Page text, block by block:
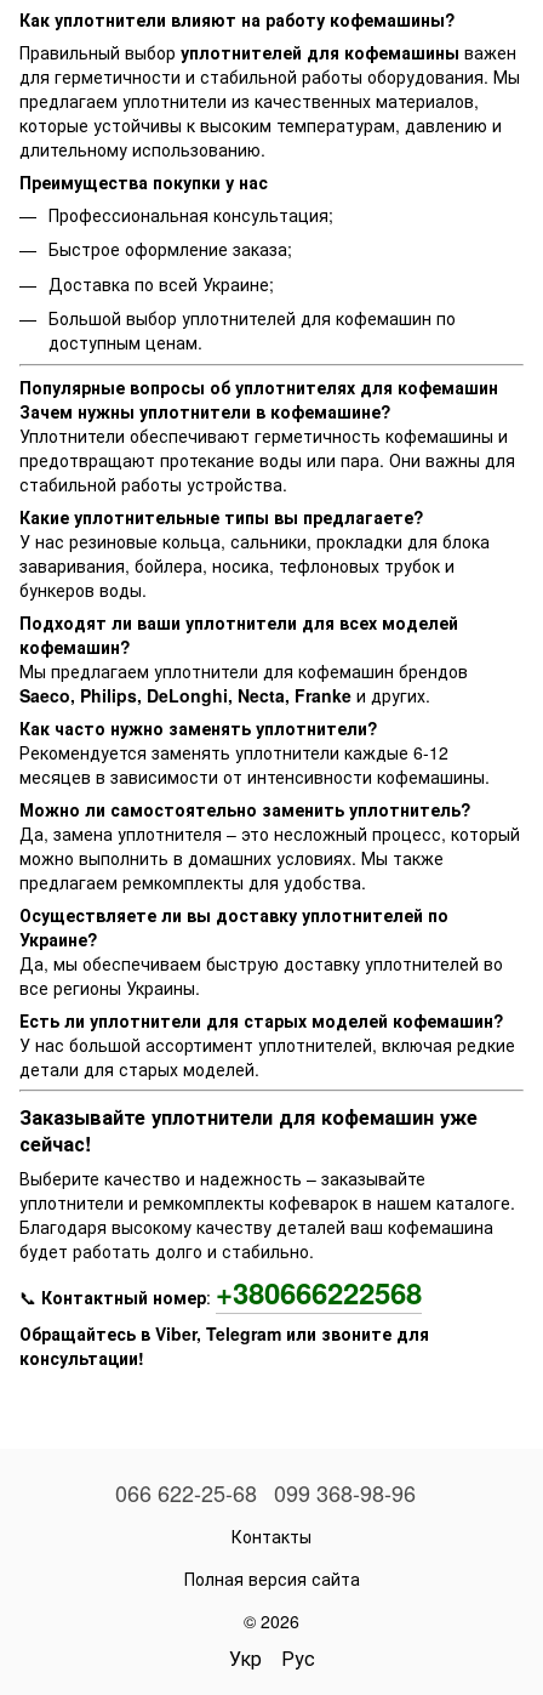
Как уплотнители влияют на работу кофемашины?
Правильный выбор уплотнителей для кофемашины важен
для герметичности и стабильной работы оборудования. Мы
предлагаем уплотнители из качественных материалов,
которые устойчивы к высоким температурам, давлению и
длительному использованию.
Преимущества покупки у нас
Профессиональная консультация;
Быстрое оформление заказа;
Доставка по всей Украине;
Большой выбор уплотнителей для кофемашин по
доступным ценам.
Популярные вопросы об уплотнителях для кофемашин
Зачем нужны уплотнители в кофемашине?
Уплотнители обеспечивают герметичность кофемашины и
предотвращают протекание воды или пара. Они важны для
стабильной работы устройства.
Какие уплотнительные типы вы предлагаете?
У нас резиновые кольца, сальники, прокладки для блока
заваривания, бойлера, носика, тефлоновых трубок и
бункеров воды.
Подходят ли ваши уплотнители для всех моделей
кофемашин?
Мы предлагаем уплотнители для кофемашин брендов
Saeco, Philips, DeLonghi, Necta, Franke и других.
Как часто нужно заменять уплотнители?
Рекомендуется заменять уплотнители каждые 6-12
месяцев в зависимости от интенсивности кофемашины.
Можно ли самостоятельно заменить уплотнитель?
Да, замена уплотнителя – это несложный процесс, который
можно выполнить в домашних условиях. Мы также
предлагаем ремкомплекты для удобства.
Осуществляете ли вы доставку уплотнителей по
Украине?
Да, мы обеспечиваем быструю доставку уплотнителей во
все регионы Украины.
Есть ли уплотнители для старых моделей кофемашин?
У нас большой ассортимент уплотнителей, включая редкие
детали для старых моделей.
Заказывайте уплотнители для кофемашин уже
сейчас!
Выберите качество и надежность – заказывайте
уплотнители и ремкомплекты кофеварок в нашем каталоге.
Благодаря высокому качеству деталей ваш кофемашина
будет работать долго и стабильно.
📞 Контактный номер: +380666222568
Обращайтесь в Viber, Telegram или звоните для
консультации!
066 622-25-68 099 368-98-96
Контакты
Полная версия сайта
© 2026
Укр Рус